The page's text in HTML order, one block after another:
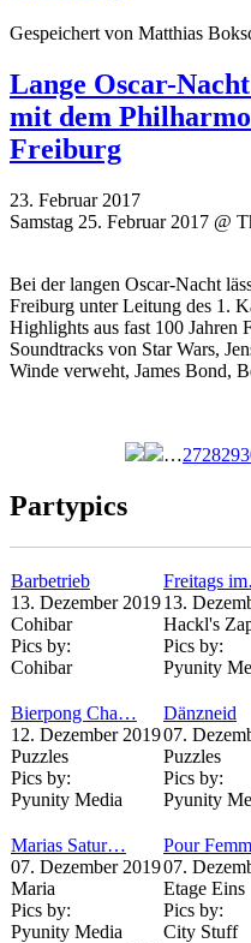
Gespeichert von Matthias
Lange Oscar-
mit dem
Freiburg
23. Februar 2017
Samstag 25. Februar 2017 @
Bei der langen Oscar-Nacht
Freiburg unter Leitung des 1.
Highlights aus fast 100 Jahren
Soundtracks von Star Wars,
Winde verweht, James Bond,
…272829
Partypics
Barbetrieb
13. Dezember 2019
Cohibar
Pics by:
Cohibar
Freitags
13.
Hackl's
Pics by:
Pyunity
Bierpong Cha…
12. Dezember 2019
Puzzles
Pics by:
Pyunity Media
Dänzneid
07.
Puzzles
Pics by:
Pyunity
Marias Satur…
07. Dezember 2019
Maria
Pics by:
Pyunity Media
Pour
07.
Etage Eins
Pics by:
City Stuff